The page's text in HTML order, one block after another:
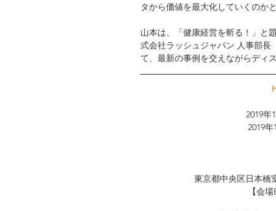
タから価値を最大化していくのか
山本は、「健康経営を斬る！」と
式会社ラッシュジャパン 人事部長
て、最新の事例を交えながらディ
2019年
2019
東京都中央区日本橋
【会